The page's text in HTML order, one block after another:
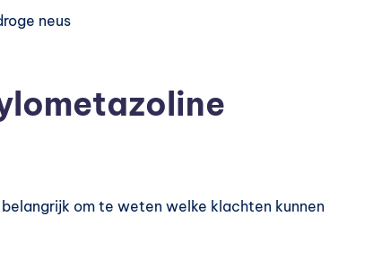
neus
om te weten welke klachten kunnen